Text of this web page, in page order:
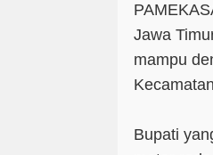
Jawa
mampu
Bupati